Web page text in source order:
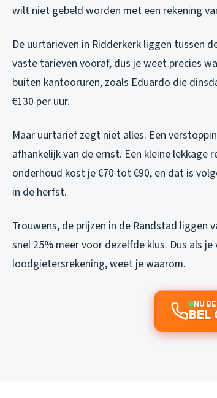
wilt niet gebeld worden met een rekening
De uurtarieven in Ridderkerk liggen tussen
vaste tarieven vooraf, dus je weet precies
buiten kantooruren, zoals Eduardo die
€130 per uur.
Maar uurtarief zegt niet alles. Een
afhankelijk van de ernst. Een kleine lekkage
onderhoud kost je €70 tot €90, en dat is
in de herfst.
Trouwens, de prijzen in de Randstad liggen
snel 25% meer voor dezelfde klus. Dus als
loodgietersrekening, weet je waarom.
NU
BEL